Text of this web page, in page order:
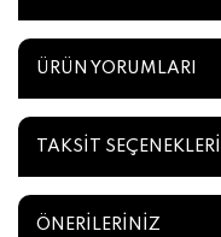
ÜRÜN YORUMLARI
TAKSİT SEÇENEKLERİ
ÖNERİLERİNİZ